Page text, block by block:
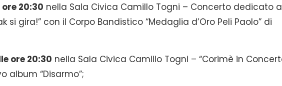
20:30 nella Sala Civica Camillo Togni – Concerto dedicato
si gira!” con il Corpo Bandistico “Medaglia d’Oro Peli Paolo” di
ore 20:30 nella Sala Civica Camillo Togni – “Corimè in
album “Disarmo”;